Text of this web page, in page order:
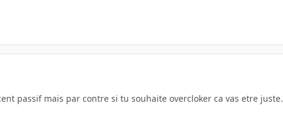
passif mais par contre si tu souhaite overcloker ca vas etre juste.